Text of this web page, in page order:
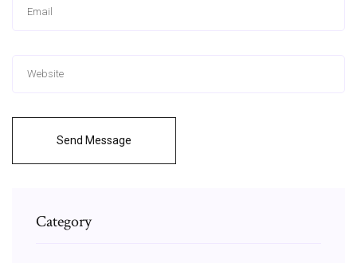
Send Message
Category